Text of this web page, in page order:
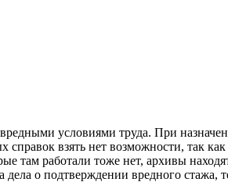
условиями труда. При
взять нет возможности, так
там работали тоже нет, архивы
о подтверждении вредного стажа,